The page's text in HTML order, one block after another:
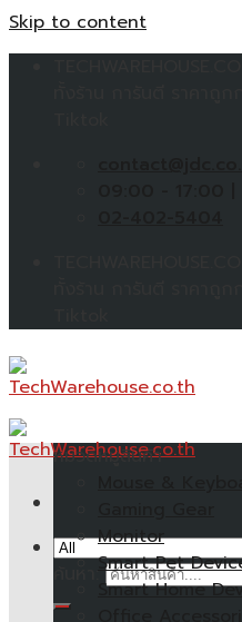
Skip to content
หมวดหมู่สินค้า
Monitor
Smart Pet
Smart Home